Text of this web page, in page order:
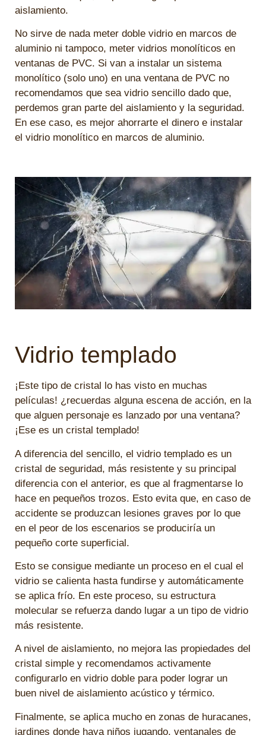
aislamiento.
No sirve de nada meter doble vidrio en marcos de
aluminio ni tampoco, meter vidrios monolíticos en
ventanas de PVC. Si van a instalar un sistema
monolítico (solo uno) en una ventana de PVC no
recomendamos que sea vidrio sencillo dado que,
perdemos gran parte del aislamiento y la seguridad.
En ese caso, es mejor ahorrarte el dinero e instalar
el vidrio monolítico en marcos de aluminio.
Vidrio templado
¡Este tipo de cristal lo has visto en muchas
películas! ¿recuerdas alguna escena de acción, en la
que alguen personaje es lanzado por una ventana?
¡Ese es un cristal templado!
A diferencia del sencillo, el vidrio templado es un
cristal de seguridad, más resistente y su principal
diferencia con el anterior, es que al fragmentarse lo
hace en pequeños trozos. Esto evita que, en caso de
accidente se produzcan lesiones graves por lo que
en el peor de los escenarios se produciría un
pequeño corte superficial.
Esto se consigue mediante un proceso en el cual el
vidrio se calienta hasta fundirse y automáticamente
se aplica frío. En este proceso, su estructura
molecular se refuerza dando lugar a un tipo de vidrio
más resistente.
A nivel de aislamiento, no mejora las propiedades del
cristal simple y recomendamos activamente
configurarlo en vidrio doble para poder lograr un
buen nivel de aislamiento acústico y térmico.
Finalmente, se aplica mucho en zonas de huracanes,
jardines donde haya niños jugando, ventanales de